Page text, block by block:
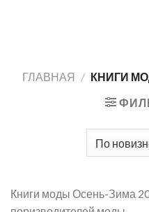
ГЛАВНАЯ / КНИГИ
Книги моды Осень-Зима